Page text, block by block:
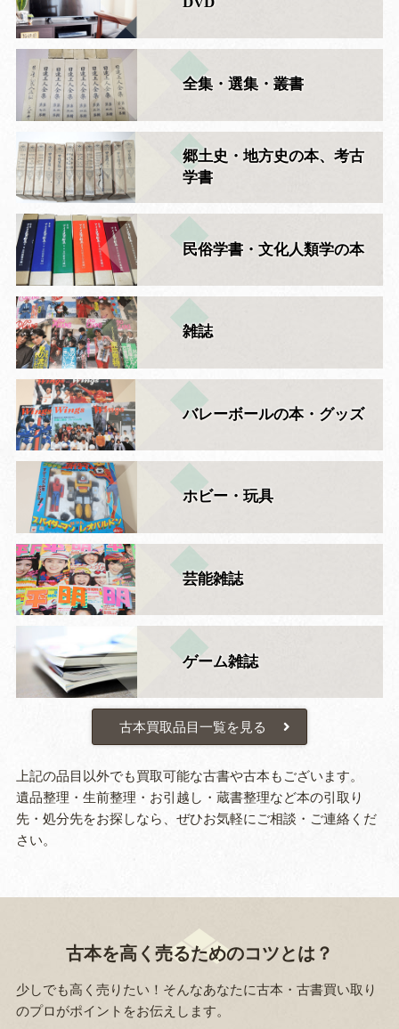
全集・選集・叢書
郷土史・地方史の本、考古
学書
民俗学書・文化人類学の本
雑誌
バレーボールの本・グッズ
ホビー・玩具
芸能雑誌
ゲーム雑誌
古本買取品目一覧を見る
上記の品目以外でも買取可能な古書や古本もございます。
遺品整理・生前整理・お引越し・蔵書整理など本の引取り
先・処分先をお探しなら、ぜひお気軽にご相談・ご連絡くだ
さい。
古本を高く売るためのコツとは？
少しでも高く売りたい！そんなあなたに古本・古書買い取り
のプロがポイントをお伝えします。